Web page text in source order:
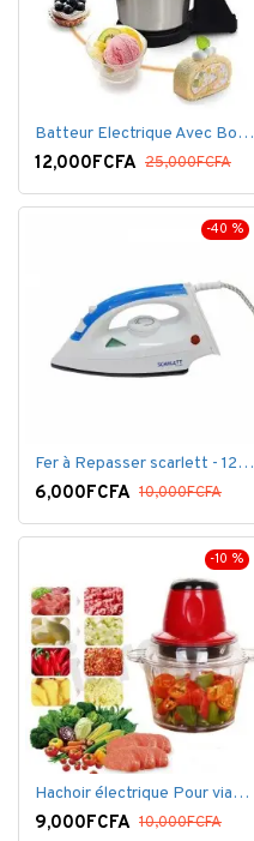
Batteur Electrique Avec Bol en inox
12,000FCFA 25,000FCFA
-40 %
Fer à Repasser scarlett - 1200 W - Bleu Blanc
6,000FCFA 10,000FCFA
-10 %
Hachoir électrique Pour viandes et légumes -Rouge
9,000FCFA 10,000FCFA